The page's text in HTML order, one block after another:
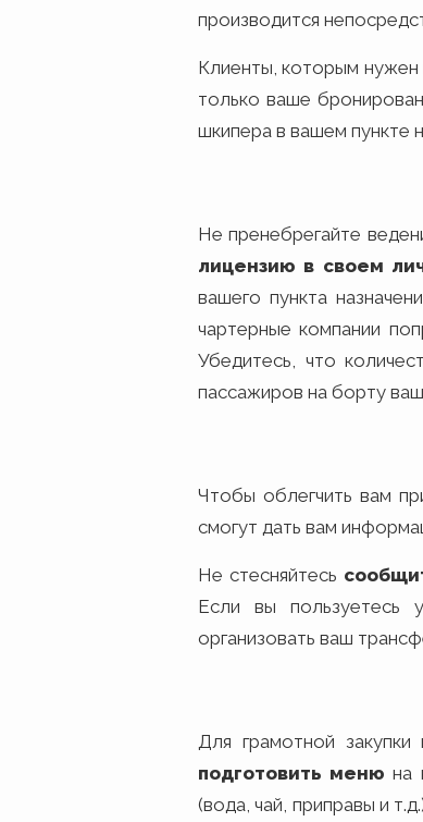
производится
Клиенты, которым
только ваше
шкипера в вашем пункте
Не пренебрегайте
лицензию в своем
вашего пункта
чартерные компании
Убедитесь, что
пассажиров на борту
Чтобы облегчить вам
смогут дать вам
Не стесняйтесь
Если вы пользуетесь
организовать ваш
Для грамотной
подготовить меню на
(вода, чай, приправы и